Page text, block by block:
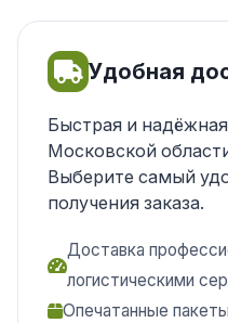
Удобная
Быстрая и
Московской
Выберите самый
получения заказа.
Доставка
логистическими
Опечатанные пакеты